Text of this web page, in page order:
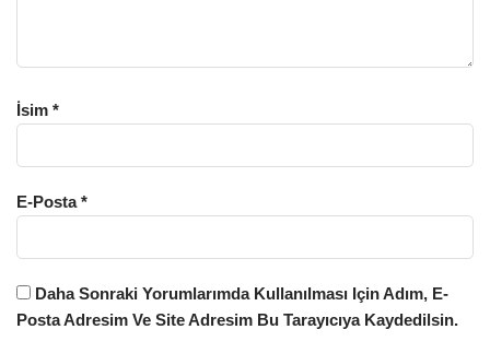
İsim *
E-Posta*
Daha Sonraki Yorumlarımda Kullanılması Için Adım, E-
Posta Adresim Ve Site Adresim Bu Tarayıcıya Kaydedilsin.